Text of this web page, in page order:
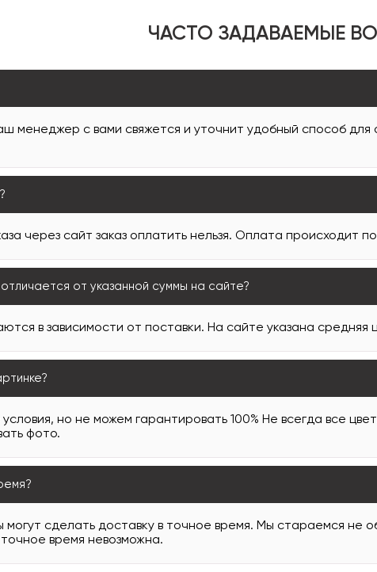
ЧАСТО ЗАДАВАЕМЫЕ
менеджер с вами свяжется и уточнит удобный способ
через сайт заказ оплатить нельзя. Оплата происходит
от указанной суммы на сайте?
в зависимости от поставки. На сайте указана
но не можем гарантировать 100% Не всегда все
фото.
могут сделать доставку в точное время. Мы стараемся не
время невозможна.